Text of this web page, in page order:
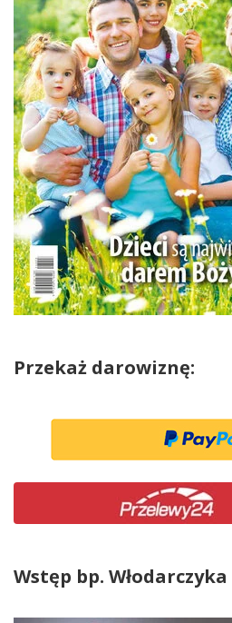
Przekaż darowiznę:
Wstęp bp. Włodarczyka